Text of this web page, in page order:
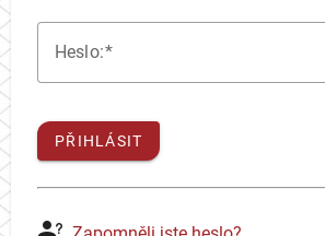
Heslo:
PŘIHLÁSIT